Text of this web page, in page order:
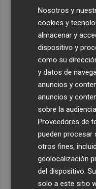
Nosotros y
cookies y
almacenar y
dispositivo y
como su
y datos de
anuncios y
anuncios y
sobre la
Proveedores de
pueden
otros fines,
geolocalización
del dispositivo.
solo a este sitio